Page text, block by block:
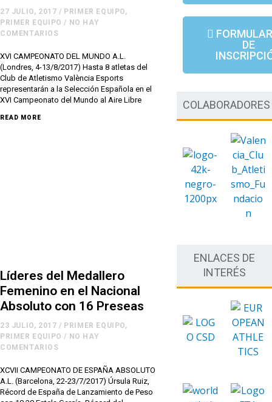
27 JULIO, 2017 / PRIMER EQUIPO,
PRIMER EQUIPO / NO HAY
COMENTARIOS
XVI CAMPEONATO DEL MUNDO A.L.
(Londres, 4-13/8/2017) Hasta 8 atletas del
Club de Atletismo València Esports
representarán a la Selección Española en el
XVI Campeonato del Mundo al Aire Libre
READ MORE
Líderes del Medallero
Femenino en el Nacional
Absoluto con 16 Preseas
23 JULIO, 2017 / PRIMER EQUIPO,
PRIMER EQUIPO / NO HAY
COMENTARIOS
XCVII CAMPEONATO DE ESPAÑA ABSOLUTO
A.L. (Barcelona, 22-23/7/2017) Úrsula Ruiz,
Récord de España de Lanzamiento de Peso
DE
COLABORADORES
ENLACES DE
INTERÉS